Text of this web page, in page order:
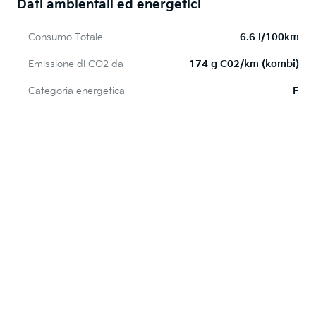
Dati ambientali ed energetici
Consumo Totale 6.6 l/100km
Emissione di CO2 da 174 g C02/km (kombi)
Categoria energetica F